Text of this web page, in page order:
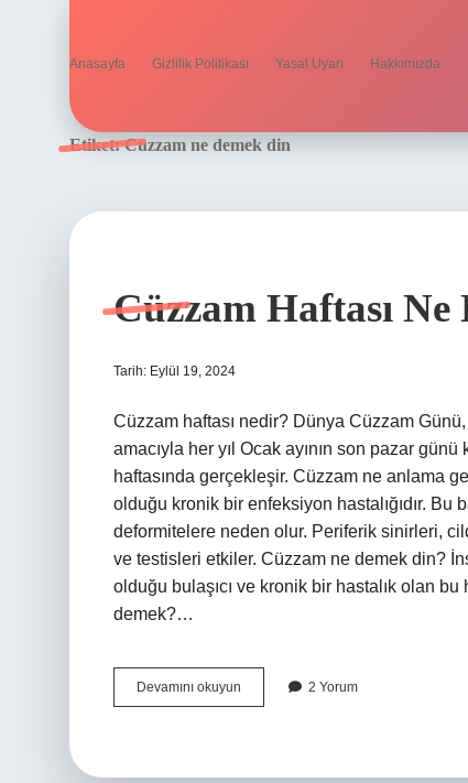
Anasayfa Gizlilik Politikası Yasal Uyarı Hakkımızda
Etiket:Cüzzam ne demek din
Cüzzam Haftası Ne
Tarih: Eylül 19, 2024
Cüzzam haftası nedir? Dünya Cüzzam
amacıyla her yıl Ocak ayının son pazar
haftasında gerçekleşir. Cüzzam ne anlama
olduğu kronik bir enfeksiyon hastalığıdır.
deformitelere neden olur. Periferik sinirleri,
ve testisleri etkiler. Cüzzam ne demek din?
olduğu bulaşıcı ve kronik bir hastalık olan
demek?…
Devamını okuyun Cüzzam
Haftası
2 Yorum